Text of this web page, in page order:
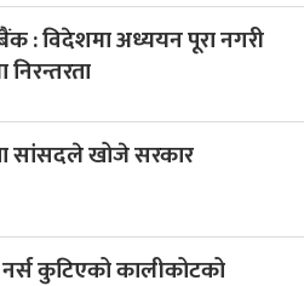
: विदेशमा अध्ययन पूरा नगरी
सांसदले खोजे सरकार
नर्स कुटिएको कालीकोटको